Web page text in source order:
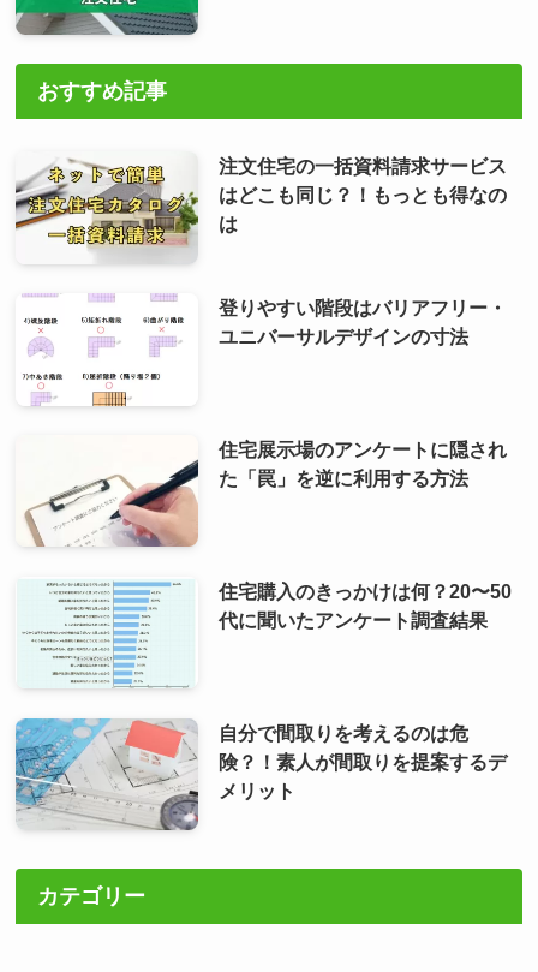
おすすめ記事
注文住宅の一括資料請求サービス
はどこも同じ？！もっとも得なの
は
登りやすい階段はバリアフリー・
ユニバーサルデザインの寸法
住宅展示場のアンケートに隠され
た「罠」を逆に利用する方法
住宅購入のきっかけは何？20〜50
代に聞いたアンケート調査結果
自分で間取りを考えるのは危
険？！素人が間取りを提案するデ
メリット
カテゴリー